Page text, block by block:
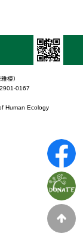
樓）
0167
Human Ecology